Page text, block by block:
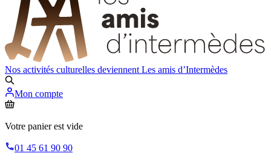
Nos activités culturelles deviennent Les amis d’Intermèdes
Mon compte
Votre panier est vide
01 45 61 90 90